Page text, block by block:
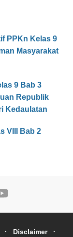
PPKn Kelas 9
Masyarakat
9 Bab 3
Republik
Kedaulatan
VIII Bab 2
Disclaimer